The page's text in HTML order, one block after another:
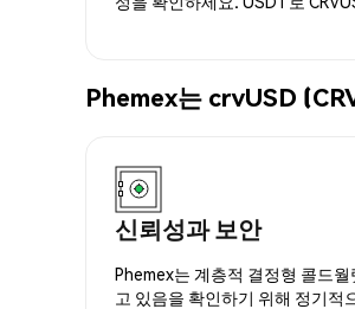
Phemex는 crvUSD
신뢰성과 보안
Phemex는 계층적 결정형 콜드
고 있음을 확인하기 위해 정기적